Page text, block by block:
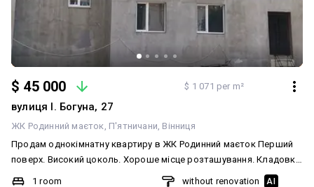
$ 45 000 $ 1 071 per m²
вулиця І. Богуна, 27
ЖК Родинний маєток П'ятничани Вінниця
Продам однокімнатну квартиру в ЖК Родинний маєток Перший
поверх. Високий цоколь. Хороше місце розташування. Кладовка
на 8: поверсі в подарунок. До транспорту 5 хвилин. Поруч
1 room
without renovation AI